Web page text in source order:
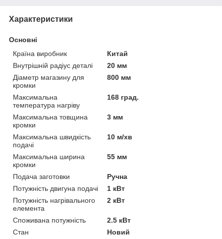
Характеристики
Основні
Країна виробник
Китай
Внутрішній радіус деталі
20 мм
Діаметр магазину для
кромки
800 мм
Максимальна
температура нагріву
168 град.
Максимальна товщина
кромки
3 мм
Максимальна швидкість
подачі
10 м/хв
Максимальна ширина
кромки
55 мм
Подача заготовки
Ручна
Потужність двигуна подачі
1 кВт
Потужність нагрівального
елемента
2 кВт
Споживана потужність
2.5 кВт
Стан
Новий